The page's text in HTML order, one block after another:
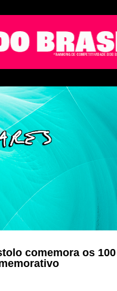
comemora os